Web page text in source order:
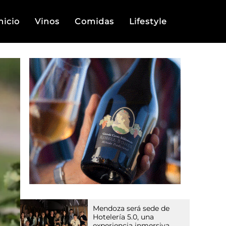
Vinos Comidas Lifestyle
Mendoza será sede de
Hotelería 5.0, una